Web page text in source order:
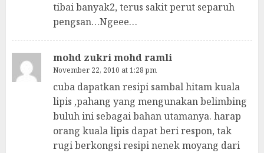
tibai banyak2, terus sakit perut separuh
pengsan…Ngeee…
mohd zukri mohd ramli
November 22, 2010 at 1:28 pm
cuba dapatkan resipi sambal hitam kuala
lipis ,pahang yang mengunakan belimbing
buluh ini sebagai bahan utamanya. harap
orang kuala lipis dapat beri respon, tak
rugi berkongsi resipi nenek moyang dari